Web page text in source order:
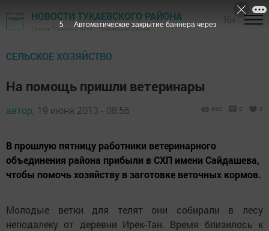
НОВОСТИ ТУКАЕВСКОГО РАЙОНА
Газета "Светлый путь" - Тукаевский район
СЕЛЬСКОЕ ХОЗЯЙСТВО
На помощь пришли ветеринары
автор, 19 июня 2013 - 08:56 660 0 0
В прошлую пятницу работники ветеринарного
объединения района прибыли в СХП имени Сайдашева,
чтобы помочь хозяйству в заготовке веточных кормов.
Молодые ветки для телят они собирали в лесу
неподалеку от деревни Ирек-Тан. Время близилось к
4 Автоматическое закрытие баннера через